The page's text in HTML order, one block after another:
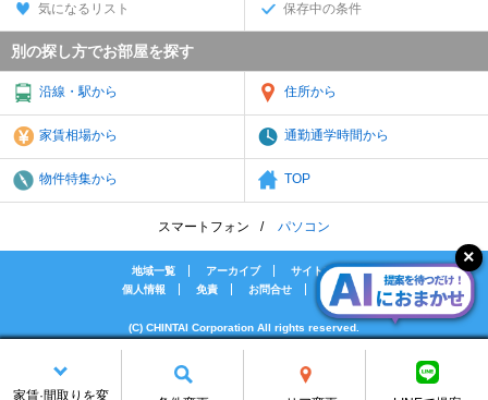
家賃·間取りを変
気になるリスト 保存中の条件
別の探し方でお部屋を探す
沿線・駅から 住所から
家賃相場から 通勤通学時間から
物件特集から TOP
スマートフォン パソコン
地域一覧 アーカイブ
サイトマップ
個人情報
免責 お問合せ 会社案内
(C) CHINTAI Corporation All rights reserved.
[PR]賃貸物件の疑問解決！教えてエイブルAGENT
[PR]賃貸生活の工夫を紹介！CHINTAI情報局